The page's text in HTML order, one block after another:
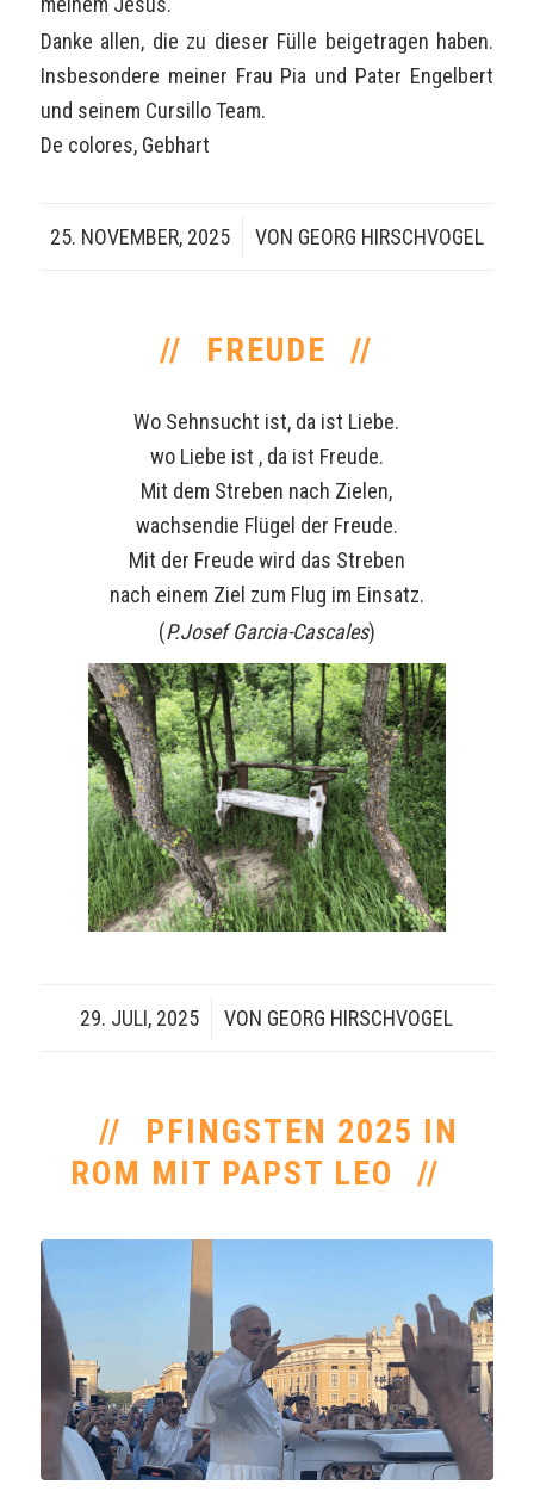
Danke allen, die zu dieser Fülle beigetragen haben.
Insbesondere meiner Frau Pia und Pater Engelbert
und seinem Cursillo Team.
De colores, Gebhart
25. NOVEMBER, 2025
/ VON GEORG HIRSCHVOGEL
FREUDE
Wo Sehnsucht ist, da ist Liebe.
wo Liebe ist , da ist Freude.
Mit dem Streben nach Zielen,
wachsendie Flügel der Freude.
Mit der Freude wird das Streben
nach einem Ziel zum Flug im Einsatz.
(P.Josef Garcia-Cascales)
29. JULI, 2025
/ VON GEORG HIRSCHVOGEL
PFINGSTEN 2025 IN
ROM MIT PAPST LEO